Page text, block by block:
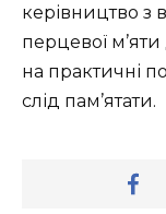
керівництво з
перцевої
на практичні
слід пам’ятати.